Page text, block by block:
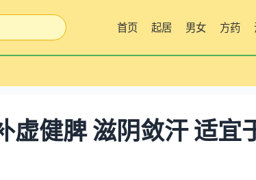
首页 起居 男女 方药
虚健脾 滋阴敛汗 适宜